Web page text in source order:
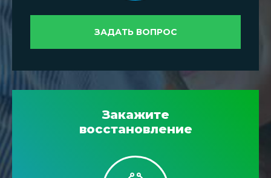
ЗАДАТЬ ВОПРОС
Закажите
восстановление